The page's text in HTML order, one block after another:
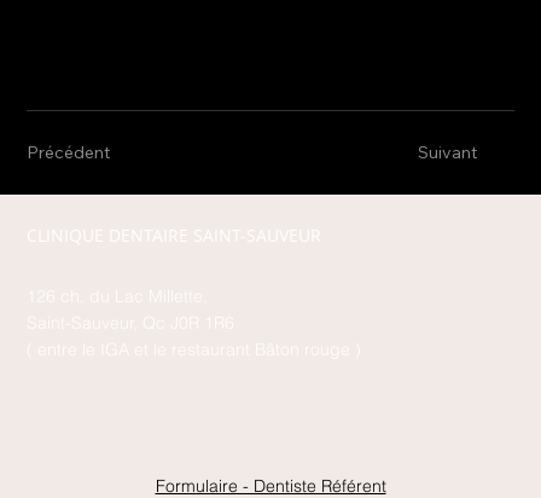
Précédent Suivant
CLINIQUE DENTAIRE SAINT-SAUVEUR
126 ch. du Lac Millette,
Saint-Sauveur, Qc J0R 1R6
( entre le IGA et le restaurant Bâton rouge )
Formulaire - Dentiste Référent